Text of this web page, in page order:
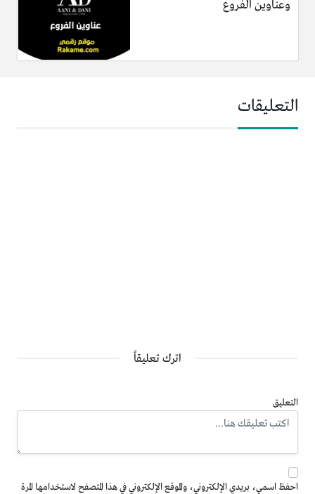
وعناوين الفروع
التعليقات
اترك تعليقاً
التعليق
احفظ اسمي، بريدي الإلكتروني، والموقع الإلكتروني في هذا المتصفح لاستخدامها المرة